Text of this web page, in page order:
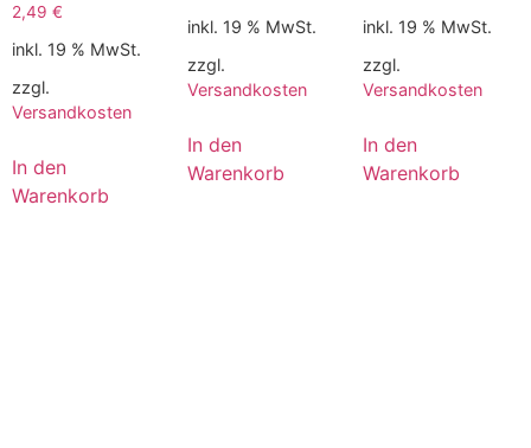
2,49 €
inkl. 19 % MwSt.
zzgl.
Versandkosten
In den
Warenkorb
inkl. 19 % MwSt.
zzgl.
Versandkosten
In den
Warenkorb
inkl. 19 % MwSt.
zzgl.
Versandkosten
In den
Warenkorb